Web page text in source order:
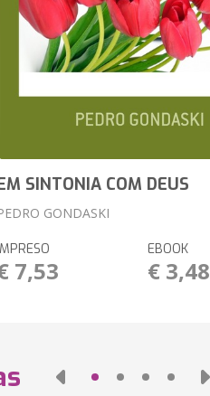
SINTONIA COM DEUS
GONDASKI
7,53
EBOOK
€ 3,48